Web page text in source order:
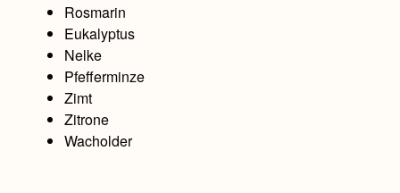
Rosmarin
Eukalyptus
Nelke
Pfefferminze
Zimt
Zitrone
Wacholder